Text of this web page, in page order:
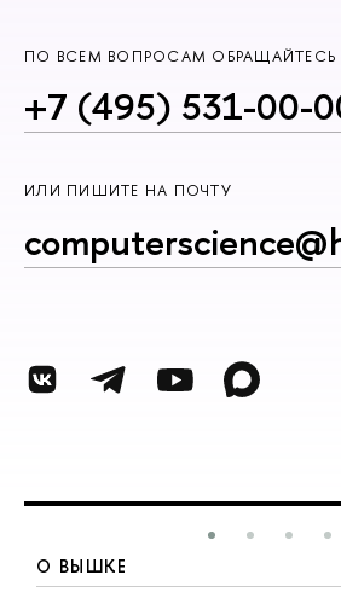
ПО ВСЕМ ВОПРОСАМ
+7 (495) 531-00-
ИЛИ ПИШИТЕ НА ПОЧТУ
О ВЫШКЕ